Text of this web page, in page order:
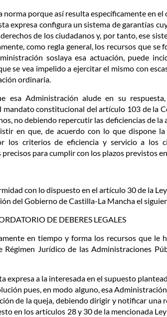
norma porque así resulta específicamente en
expresa configura un sistema de garantías
de los ciudadanos y, por tanto, ese
como regla general, los recursos que se
soslaya esa actuación, puede
se vea impelido a ejercitar el mismo con
ordinaria.
Administración alude en su
constitucional del artículo 103 de la
no debiendo repercutir las deficiencias de
en que, de acuerdo con lo que dispone
los criterios de eficiencia y servicio a los
para cumplir con los plazos previstos
con lo dispuesto en el artículo 30 de la
del Gobierno de Castilla-La Mancha el
DE DEBERES LEGALES
en tiempo y forma los recursos que le
Jurídico de las Administraciones
a la interesada en el supuesto
pues, en modo alguno, esa
de la queja, debiendo dirigir y notificar una
en los artículos 28 y 30 de la mencionada